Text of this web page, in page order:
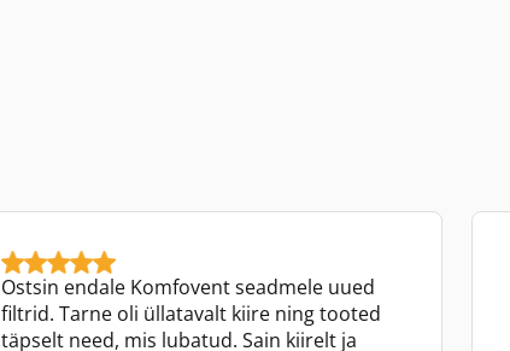
Ostsin endale Komfovent seadmele uued
filtrid. Tarne oli üllatavalt kiire ning tooted
täpselt need, mis lubatud. Sain kiirelt ja